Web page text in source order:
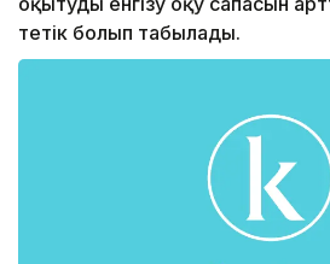
тетік болып табылады.